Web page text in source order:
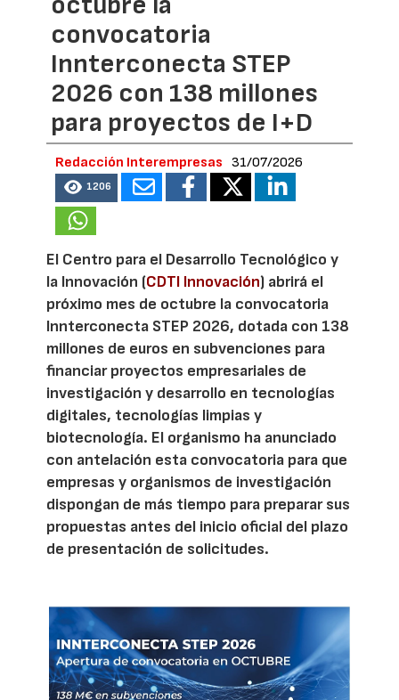
convocatoria
Innterconecta STEP
2026 con 138 millones
para proyectos de I+D
Redacción Interempresas 31/07/2026
1206
El Centro para el Desarrollo Tecnológico y
la Innovación (CDTI Innovación) abrirá el
próximo mes de octubre la convocatoria
Innterconecta STEP 2026, dotada con 138
millones de euros en subvenciones para
financiar proyectos empresariales de
investigación y desarrollo en tecnologías
digitales, tecnologías limpias y
biotecnología. El organismo ha anunciado
con antelación esta convocatoria para que
empresas y organismos de investigación
dispongan de más tiempo para preparar sus
propuestas antes del inicio oficial del plazo
de presentación de solicitudes.